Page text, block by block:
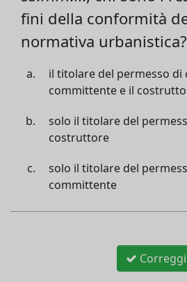
fini della conformità
normativa urbanistica?
il titolare del permesso di
committente e il
solo il titolare del
costruttore
solo il titolare del
committente
Correggi